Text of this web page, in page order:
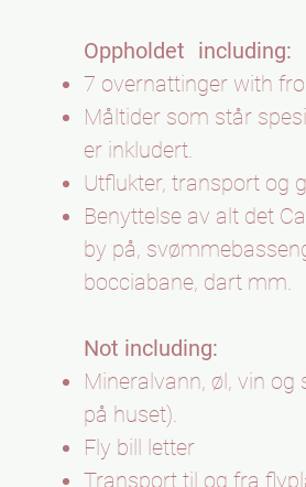
Oppholdet including:
7 overnattinger with
Måltider som står
er inkludert.
Utflukter, transport og
Benyttelse av alt det
by på,
bocciabane, dart mm.
Not including:
Mineralvann, øl, vin og
på huset).
Fly bill letter
Transport til og fra